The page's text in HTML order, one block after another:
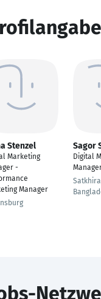
Stenzel
Marketing
-
Manager
Sagor
Digital